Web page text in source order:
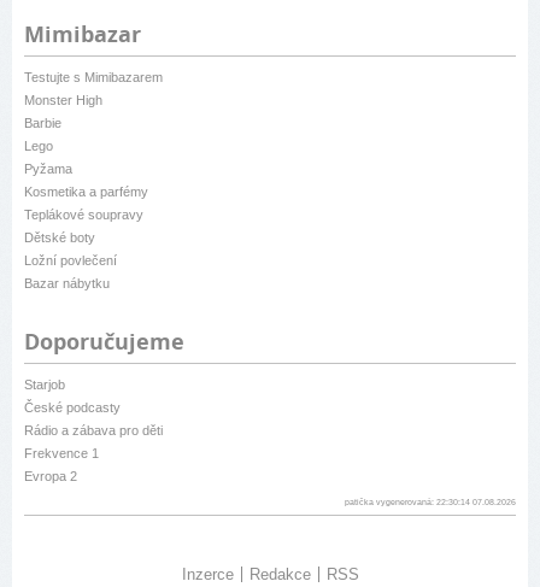
Mimibazar
Testujte s Mimibazarem
Monster High
Barbie
Lego
Pyžama
Kosmetika a parfémy
Teplákové soupravy
Dětské boty
Ložní povlečení
Bazar nábytku
Doporučujeme
Starjob
České podcasty
Rádio a zábava pro děti
Frekvence 1
Evropa 2
patička vygenerovaná: 22:30:14 07.08.2026
Inzerce Redakce RSS